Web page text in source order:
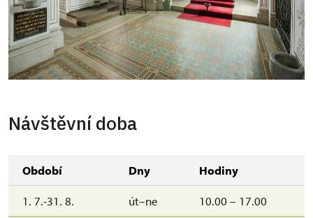
Návštěvní doba
Období Dny Hodiny
1. 7.-31. 8. út–ne 10.00 – 17.00